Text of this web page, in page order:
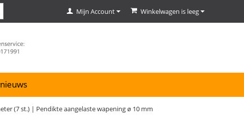
Winkelwagen is leeg
Mijn Account
(7 st.) | Pendikte aangelaste wapening ø 10 mm